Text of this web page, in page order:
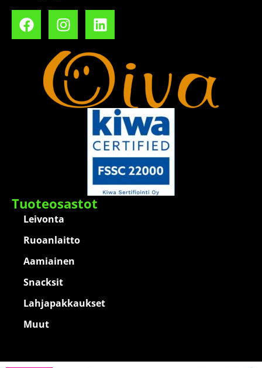
Tuoteosastot
Leivonta
Ruoanlaitto
Aamiainen
Snacksit
Lahjapakkaukset
Muut